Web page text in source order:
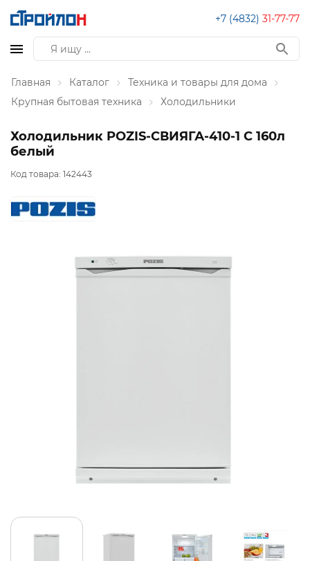
+7 (4832) 31-77-77
Главная Каталог
Техника и товары для дома
Крупная бытовая техника
Холодильники
Холодильник POZIS-СВИЯГА-410-1 C 160л
белый
Код товара: 142443